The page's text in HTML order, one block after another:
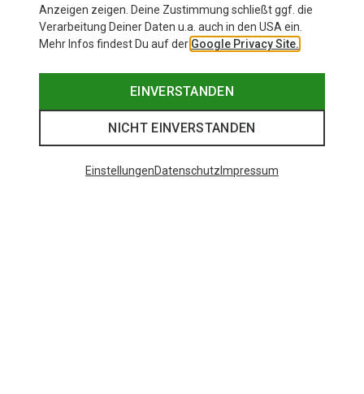
Anzeigen zeigen. Deine Zustimmung schließt ggf. die
Verarbeitung Deiner Daten u.a. auch in den USA ein.
Mehr Infos findest Du auf der Google Privacy Site.
EINVERSTANDEN
NICHT EINVERSTANDEN
EinstellungenDatenschutz Impressum